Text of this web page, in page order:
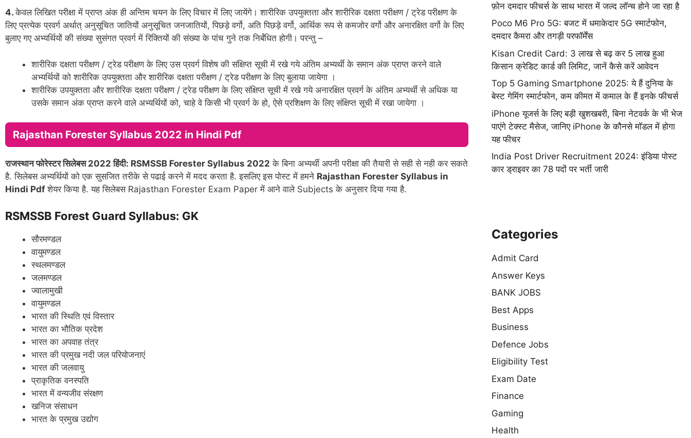
4.केवल लिखित परीक्षा में प्राप्त अंक ही अन्तिम चयन के लिए विचार में लिए जायेंगे। शारीरिक उपयुक्तता और शारीरिक दक्षता परीक्षण / ट्रेड परीक्षण के
लिए प्रत्येक प्रवर्ग अर्थात् अनुसूचित जातियों अनुसूचित जनजातियों, पिछड़े वर्गो, अति पिछड़े वर्गो, आर्थिक रूप से कमजोर वर्गो और अनारक्षित वर्गो के लिए
बुलाए गए अभ्यर्थियों की संख्या सुसंगत प्रवर्ग में रिक्तियों की संख्या के पांच गुने तक निर्बंधित होगी। परन्तु –
शारीरिक दक्षता परीक्षण / ट्रेड परीक्षण के लिए उस प्रवर्ग विशेष की संक्षिप्त सूची में रखे गये अंतिम अभ्यर्थी के समान अंक प्राप्त करने वाले
अभ्यर्थियों को शारीरिक उपयुक्तता और शारीरिक दक्षता परीक्षण / ट्रेड परीक्षण के लिए बुलाया जायेगा ।
शारीरिक उपयुक्तता और शारीरिक दक्षता परीक्षण / ट्रेड परीक्षण के लिए संक्षिप्त सूची में रखे गये अनारक्षित प्रवर्ग के अंतिम अभ्यर्थी से अधिक या
उसके समान अंक प्राप्त करने वाले अभ्यर्थियों को, चाहे वे किसी भी प्रवर्ग के हो, ऐसे प्रशिक्षण के लिए संक्षिप्त सूची में रखा जायेगा ।
Rajasthan Forester Syllabus 2022 in Hindi Pdf
राजस्थान फोरेस्टर सिलेबस 2022 हिंदी: RSMSSB Forester Syllabus 2022 के बिना अभ्यर्थी अपनी परीक्षा की तैयारी से सही से नही कर सकते
है. सिलेबस अभ्यर्थियों को एक सुसजित तरीके से पढाई करने में मदद करता है. इसलिए इस पोस्ट में हमने Rajasthan Forester Syllabus in
Hindi Pdfशेयर किया है. यह सिलेबस Rajasthan Forester Exam Paper में आने वाले Subjects के अनुसार दिया गया है.
RSMSSB Forest Guard Syllabus: GK
सौरमण्डल
वायुमण्डल
स्थलमण्डल
जलमण्डल
ज्वालामुखी
वायुमण्डल
भारत की स्थिति एवं विस्तार
भारत का भौतिक प्रदेश
भारत का अपवाह तंत्र
भारत की प्रमुख नदी जल परियोजनाएं
भारत की जलवायु
प्राकृतिक वनस्पति
भारत में वन्यजीव संरक्षण
खनिज संसाधन
भारत के प्रमुख उद्योग
फ़ोन दमदार फीचर्स के साथ भारत में जल्द लॉन्च होने जा रहा है
Poco M6 Pro 5G: बजट में धमाकेदार 5G स्मार्टफोन,
दमदार कैमरा और तगड़ी परफॉर्मेंस
Kisan Credit Card: 3 लाख से बढ़ कर 5 लाख हुआ
किसान क्रेडिट कार्ड की लिमिट, जानें कैसे करें आवेदन
Top 5 Gaming Smartphone 2025: ये हैं दुनिया के
बेस्ट गेमिंग स्मार्टफोन, कम कीमत में कमाल के हैं इनके फीचर्स
iPhone यूजर्स के लिए बड़ी खुशखबरी, बिना नेटवर्क के भी भेज
पाएंगे टेक्स्ट मैसेज, जानिए iPhone के कौनसे मॉडल में होगा
यह फीचर
India Post Driver Recruitment 2024: इंडिया पोस्ट
कार ड्राइवर का 78 पदों पर भर्ती जारी
Categories
Admit Card
Answer Keys
BANK JOBS
Best Apps
Business
Defence Jobs
Eligibility Test
Exam Date
Finance
Gaming
Health